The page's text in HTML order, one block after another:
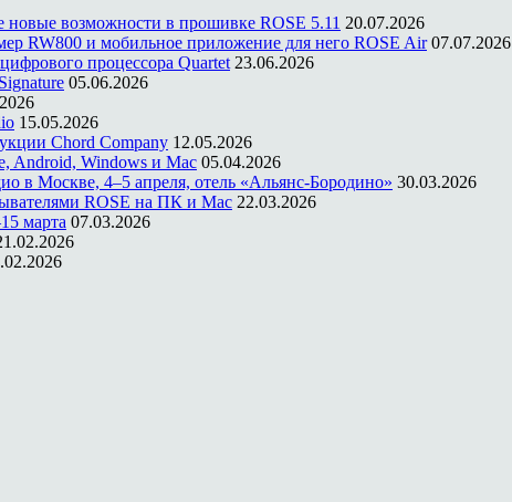
возможности в прошивке ROSE 5.11 20.07.2026
RW800 и мобильное приложение для него ROSE Air 07.07.2026
процессора Quartet 23.06.2026
05.06.2026
15.05.2026
Chord Company 12.05.2026
Android, Windows и Mac 05.04.2026
в Москве, 4–5 апреля, отель «Альянс-Бородино» 30.03.2026
ROSE на ПК и Mac 22.03.2026
марта 07.03.2026